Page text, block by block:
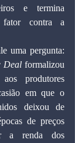
e termina
fator contra a
uma pergunta:
Deal formalizou
produtores
em que o
deixou de
de preços
a renda dos